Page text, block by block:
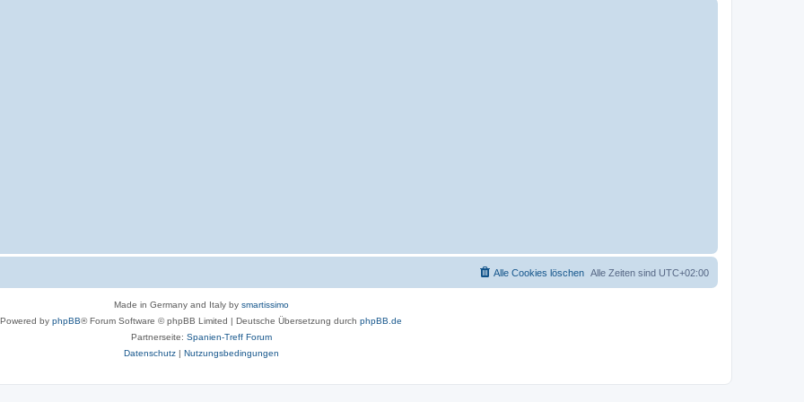
Alle Zeiten sind UTC+02:00
Alle Cookies löschen
Made in Germany and Italy by smartissimo
Powered by phpBB® Forum Software © phpBB Limited | Deutsche Übersetzung durch phpBB.de
Partnerseite: Spanien-Treff Forum
Datenschutz| Nutzungsbedingungen